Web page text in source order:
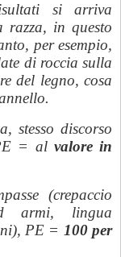
si arriva
razza, in questo
per esempio,
di roccia sulla
del legno, cosa
stesso discorso
= al valore in
(crepaccio
armi, lingua
PE = 100 per